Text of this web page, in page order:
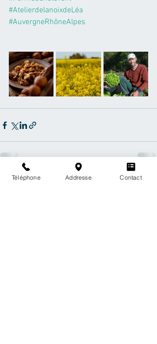
#AtelierdelanoixdeLéa
#AuvergneRhôneAlpes
Posts récents Voir tout
Téléphone Addresse Contact